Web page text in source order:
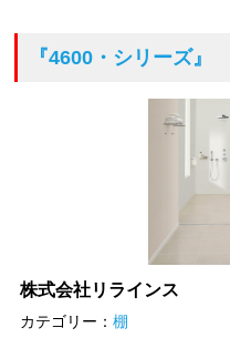
『4600・シリーズ』
株式会社リラインス
カテゴリー：棚